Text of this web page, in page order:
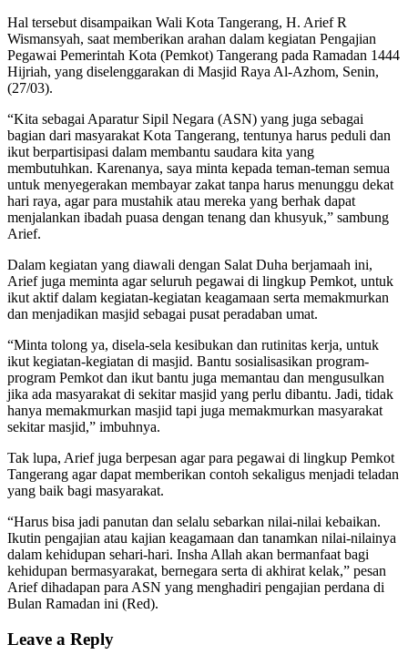
Hal tersebut disampaikan Wali Kota Tangerang, H. Arief R
Wismansyah, saat memberikan arahan dalam kegiatan Pengajian
Pegawai Pemerintah Kota (Pemkot) Tangerang pada Ramadan 1444
Hijriah, yang diselenggarakan di Masjid Raya Al-Azhom, Senin,
(27/03).
“Kita sebagai Aparatur Sipil Negara (ASN) yang juga sebagai
bagian dari masyarakat Kota Tangerang, tentunya harus peduli dan
ikut berpartisipasi dalam membantu saudara kita yang
membutuhkan. Karenanya, saya minta kepada teman-teman semua
untuk menyegerakan membayar zakat tanpa harus menunggu dekat
hari raya, agar para mustahik atau mereka yang berhak dapat
menjalankan ibadah puasa dengan tenang dan khusyuk,” sambung
Arief.
Dalam kegiatan yang diawali dengan Salat Duha berjamaah ini,
Arief juga meminta agar seluruh pegawai di lingkup Pemkot, untuk
ikut aktif dalam kegiatan-kegiatan keagamaan serta memakmurkan
dan menjadikan masjid sebagai pusat peradaban umat.
“Minta tolong ya, disela-sela kesibukan dan rutinitas kerja, untuk
ikut kegiatan-kegiatan di masjid. Bantu sosialisasikan program-
program Pemkot dan ikut bantu juga memantau dan mengusulkan
jika ada masyarakat di sekitar masjid yang perlu dibantu. Jadi, tidak
hanya memakmurkan masjid tapi juga memakmurkan masyarakat
sekitar masjid,” imbuhnya.
Tak lupa, Arief juga berpesan agar para pegawai di lingkup Pemkot
Tangerang agar dapat memberikan contoh sekaligus menjadi teladan
yang baik bagi masyarakat.
“Harus bisa jadi panutan dan selalu sebarkan nilai-nilai kebaikan.
Ikutin pengajian atau kajian keagamaan dan tanamkan nilai-nilainya
dalam kehidupan sehari-hari. Insha Allah akan bermanfaat bagi
kehidupan bermasyarakat, bernegara serta di akhirat kelak,” pesan
Arief dihadapan para ASN yang menghadiri pengajian perdana di
Bulan Ramadan ini (Red).
Leave a Reply